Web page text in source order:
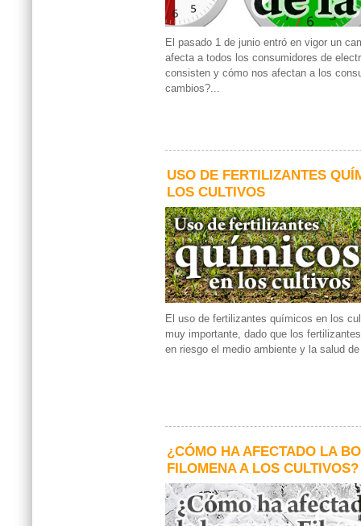
El pasado 1 de junio entró en vigor un
afecta a todos los consumidores de
consisten y cómo nos afectan a los
cambios?...
USO DE FERTILIZANTES
LOS CULTIVOS
El uso de fertilizantes químicos en los
muy importante, dado que los
en riesgo el medio ambiente y la salud
¿CÓMO HA AFECTADO LA
FILOMENA A LOS CULTIVOS?